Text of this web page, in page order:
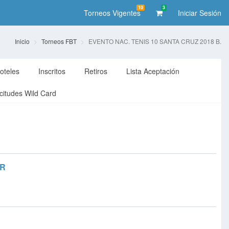
Torneos Vigentes
10 3
Iniciar Sesión
Inicio Torneos FBT EVENTO NAC. TENIS 10 SANTA CRUZ 2018 B.
Inscritos Retiros Lista Aceptación
Wild Card